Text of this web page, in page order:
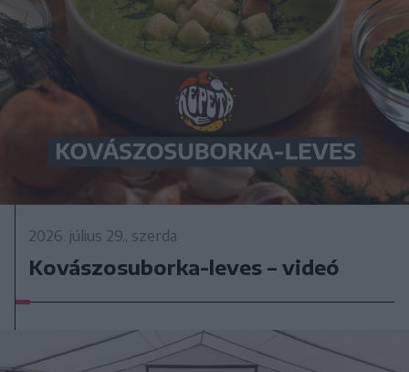
2026. július 29., szerda
Kovászosuborka-leves – videó